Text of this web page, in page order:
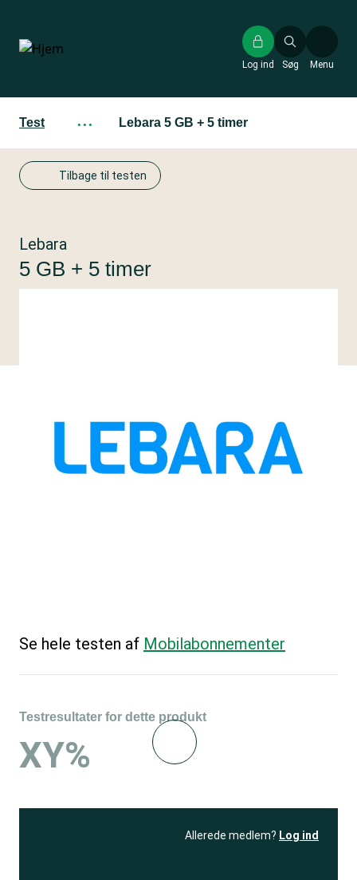
hovedindhold
Søg
Log ind Menu
Test ··· Lebara 5 GB + 5 timer
Tilbage til testen
Lebara
5 GB + 5 timer
Se hele testen af Mobilabonnementer
Testresultater for dette produkt
XY%
Allerede medlem? Log ind